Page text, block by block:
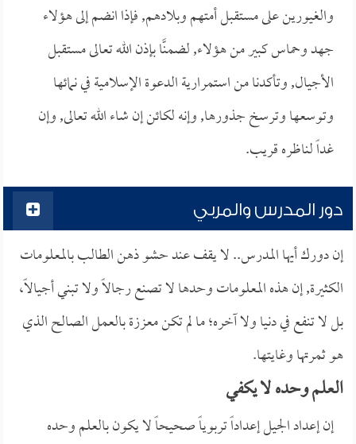
والغيورين على مستقبل أمتهم وبلادهم, فإذا انضم إلى هؤلاء
جهد وحماس كبير من هؤلاء, لضمنَّا بإذن الله تعالى مستقبل
الأجيال, وتأكدنا من استمرارية الدعوة الإسلامية في نمائها
وتوسعها وترسخ جذورها, وإنه لكائن إن شاء الله تعالى, وإن
غداً لناظره قريب.
دور المدرس والمربي
إن دورك أيها المدرس.. لا يقف عند حشو ذهن الطالب بالمعلومات
الكثيرة, إن هذه المعلومات وحدها لا تصنع رجالاً ولا تبني أجيالاً،
بل لا تنفع في دنيا ولا آخره؛ ما لم تكن معززة بالعمل الصالح الذي
هو ثمرتها وغايتها.
العلم وحده لا يكفي
إن إعداد الجيل إعداداً تربوياً صحيحاً لا يكون بالعلم وحده